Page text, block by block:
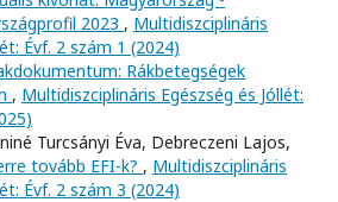
2023 , Multidiszciplináris
Évf. 2 szám 1 (2024)
Rákbetegségek
, Multidiszciplináris Egészség és Jóllét:
Turcsányi Éva, Debreczeni Lajos,
tovább EFI-k? , Multidiszciplináris
Évf. 2 szám 3 (2024)